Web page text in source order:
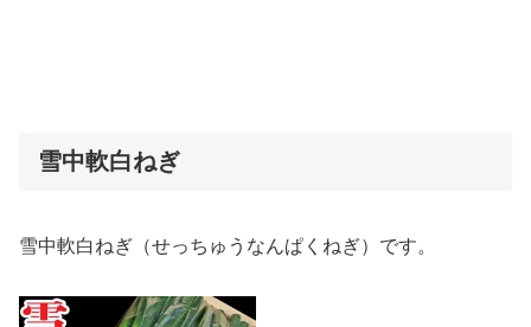
雪中軟白ねぎ
雪中軟白ねぎ（せっちゅうなんぱくねぎ）です。